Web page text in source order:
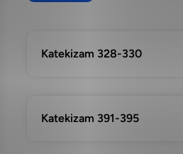
Katekizam 328-330
Katekizam 391-395